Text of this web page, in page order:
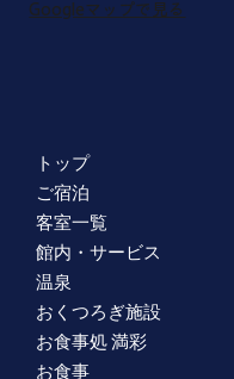
Googleマップで見る
トップ
ご宿泊
客室一覧
館内・サービス
温泉
おくつろぎ施設
お食事処 満彩
お食事